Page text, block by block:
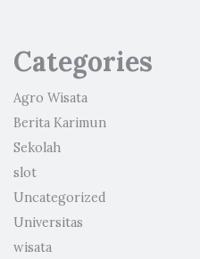
Categories
Agro Wisata
Berita Karimun
Sekolah
slot
Uncategorized
Universitas
wisata